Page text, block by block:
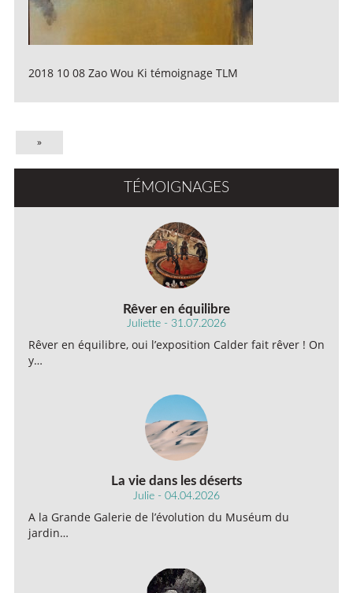
2018 10 08 Zao Wou Ki témoignage TLM
»
TÉMOIGNAGES
Rêver en équilibre
Juliette - 31.07.2026
Rêver en équilibre, oui l’exposition Calder fait rêver ! On
y…
La vie dans les déserts
Julie - 04.04.2026
A la Grande Galerie de l’évolution du Muséum du
jardin…